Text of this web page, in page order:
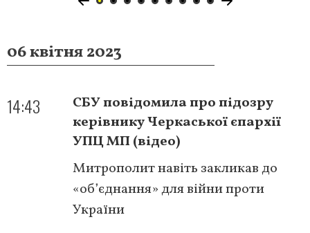
06 квітня 2023
14:43
СБУ повідомила про підозру
керівнику Черкаської єпархії
УПЦ МП (відео)
Митрополит навіть закликав до
«об’єднання» для війни проти
України